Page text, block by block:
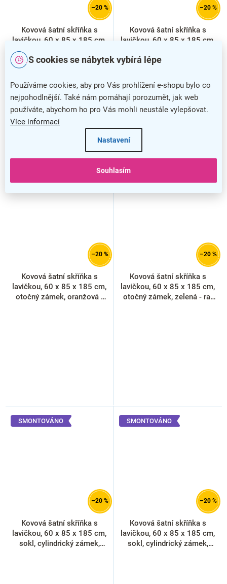
S cookies se nábytek vybírá lépe
Používáme cookies, aby pro Vás prohlížení e-shopu bylo co
nejpohodlnější. Také nám pomáhají porozumět, jak web
používáte, abychom ho pro Vás mohli neustále vylepšovat.
Více informací
Nastavení
Souhlasím
–20 %
Kovová šatní skříňka s
lavičkou, 60 x 85 x 185 cm,
cylindrický zámek, zelená -
ral 6033
–20 %
Kovová šatní skříňka s
lavičkou, 60 x 85 x 185 cm,
RAL
–20 %
Kovová šatní skříňka s
lavičkou, 60 x 85 x 185 cm,
otočný zámek, oranžová -
SMONTOVÁNO
–20 %
Kovová šatní skříňka s
lavičkou, 60 x 85 x 185 cm,
otočný zámek, zelená - ral
SMONTOVÁNO
–20 %
Kovová šatní skříňka s
lavičkou, 60 x 85 x 185 cm,
sokl, cylindrický zámek,
SMONTOVÁNO
–20 %
Kovová šatní skříňka s
lavičkou, 60 x 85 x 185 cm,
sokl, cylindrický zámek,